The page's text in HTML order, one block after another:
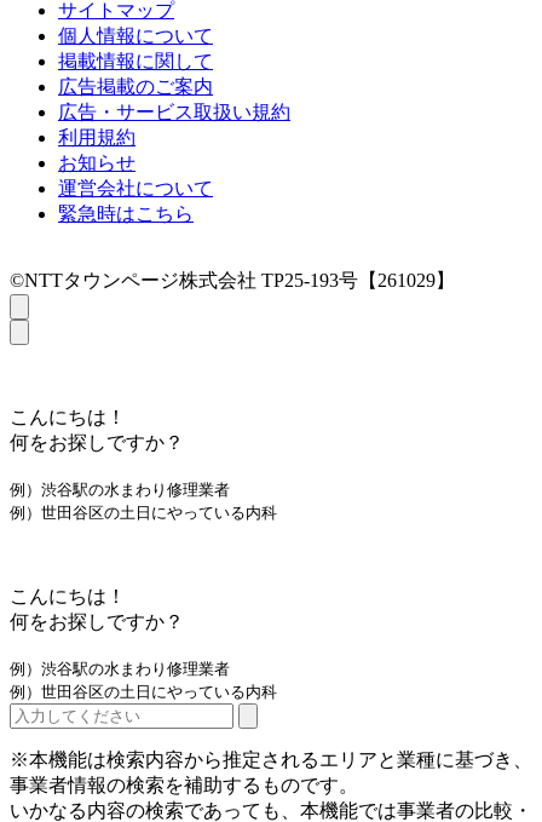
サイトマップ
個人情報について
掲載情報に関して
広告掲載のご案内
広告・サービス取扱い規約
利用規約
お知らせ
運営会社について
緊急時はこちら
©NTTタウンページ株式会社 TP25-193号【261029】
こんにちは！
何をお探しですか？
例）渋谷駅の水まわり修理業者
例）世田谷区の土日にやっている内科
こんにちは！
何をお探しですか？
例）渋谷駅の水まわり修理業者
例）世田谷区の土日にやっている内科
※本機能は検索内容から推定されるエリアと業種に基づき、
事業者情報の検索を補助するものです。
いかなる内容の検索であっても、本機能では事業者の比較・